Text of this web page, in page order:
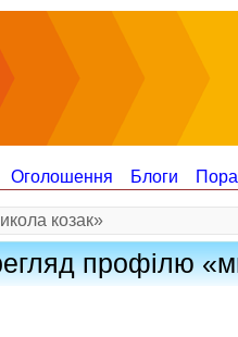
Оголошення Блоги
козак»
профілю